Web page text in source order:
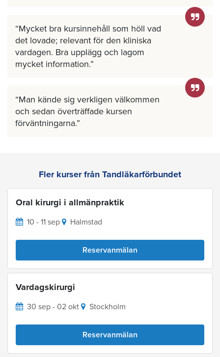
Mycket bra kursinnehåll som höll vad
det lovade; relevant för den kliniska
vardagen. Bra upplägg och lagom
mycket information.
Man kände sig verkligen välkommen
och sedan överträffade kursen
förväntningarna.
Fler kurser från Tandläkarförbundet
Oral kirurgi i allmänpraktik
10 - 11 sep Halmstad
Reservanmälan
Vardagskirurgi
30 sep - 02 okt Stockholm
Reservanmälan